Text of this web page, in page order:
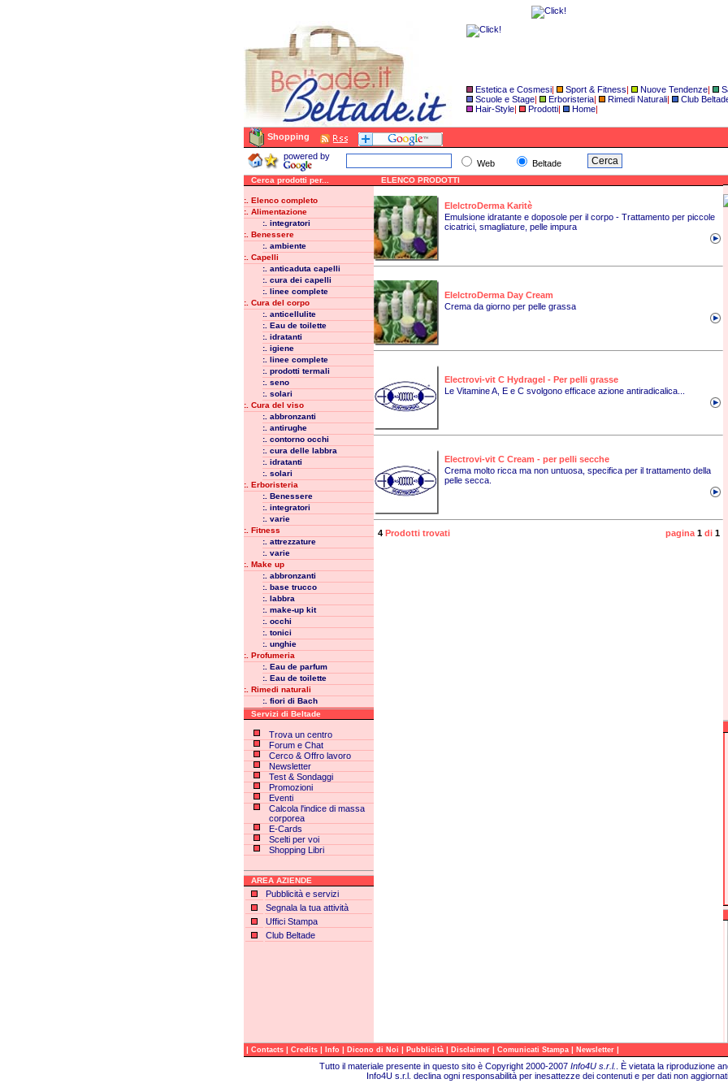
Estetica e Cosmesi| Sport & Fitness| Nuove Tendenze|
Scuole e Stage| Erboristeria| Rimedi Naturali| Club
Hair-Style| Prodotti| Home|
Shopping
powered by
Web Beltade
Cerca prodotti per...
:. Elenco completo
:. Alimentazione
:. integratori
:. Benessere
:. ambiente
:. Capelli
:. anticaduta capelli
:. cura dei capelli
:. linee complete
:. Cura del corpo
:. anticellulite
:. Eau de toilette
:. idratanti
:. igiene
:. linee complete
:. prodotti termali
:. seno
:. solari
:. Cura del viso
:. abbronzanti
:. antirughe
:. contorno occhi
:. cura delle labbra
:. idratanti
:. solari
:. Erboristeria
:. Benessere
:. integratori
:. varie
:. Fitness
:. attrezzature
:. varie
:. Make up
:. abbronzanti
:. base trucco
:. labbra
:. make-up kit
:. occhi
:. tonici
:. unghie
:. Profumeria
:. Eau de parfum
:. Eau de toilette
:. Rimedi naturali
:. fiori di Bach
Servizi di Beltade
Trova un centro
Forum e Chat
Cerco & Offro lavoro
Newsletter
Test & Sondaggi
Promozioni
Eventi
Calcola l'indice di massa
corporea
E-Cards
Scelti per voi
Shopping Libri
AREA AZIENDE
Pubblicità e servizi
Segnala la tua attività
Uffici Stampa
Club Beltade
ELENCO PRODOTTI
ElelctroDerma Karitè
Emulsione idratante e doposole per il corpo - Trattamento per piccole
cicatrici, smagliature, pelle impura
ElelctroDerma Day Cream
Crema da giorno per pelle grassa
Electrovi-vit C Hydragel - Per pelli grasse
Le Vitamine A, E e C svolgono efficace azione antiradicalica...
Electrovi-vit C Cream - per pelli secche
Crema molto ricca ma non untuosa, specifica per il trattamento della
pelle secca.
4 Prodotti trovati pagina1 di1
| Contacts | Credits | Info | Dicono di Noi | Pubblicità | Disclaimer | Comunicati Stampa | Newsletter |
Tutto il materiale presente in questo sito è Copyright 2000-2007 Info4U s.r.l.
È vietata la riproduzione
Info4U s.r.l. declina ogni responsabilità per inesattezze dei contenuti e per dati non aggiornati.